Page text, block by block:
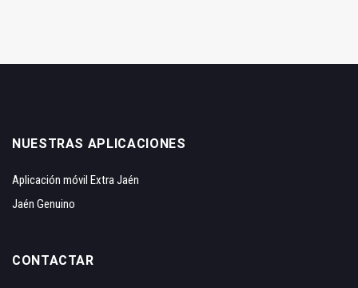
NUESTRAS APLICACIONES
Aplicación móvil Extra Jaén
Jaén Genuino
CONTACTAR